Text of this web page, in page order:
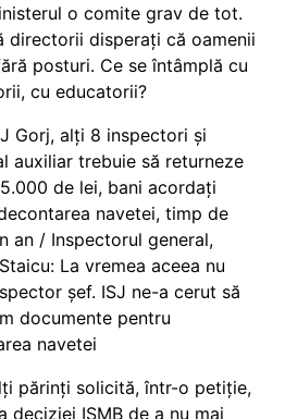
o comite grav de tot.
directorii disperați că oamenii
posturi. Ce se întâmplă cu
cu educatorii?
Gorj, alți 8 inspectori și
auxiliar trebuie să returneze
de lei, bani acordați
navetei, timp de
an / Inspectorul general,
La vremea aceea nu
șef. ISJ ne-a cerut să
documente pentru
navetei
părinți solicită, într-o petiție,
deciziei ISMB de a nu mai